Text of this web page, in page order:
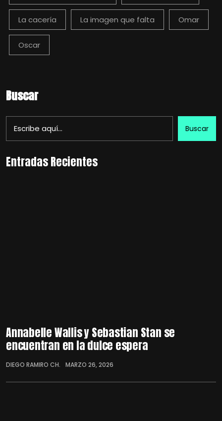
La cacería La imagen que falta Omar
Oscar
Buscar
Buscar
Entradas Recientes
Annabelle Wallis y Sebastian Stan se
encuentran en la dulce espera
DIEGO RAMIRO CH. MARZO 26, 2026